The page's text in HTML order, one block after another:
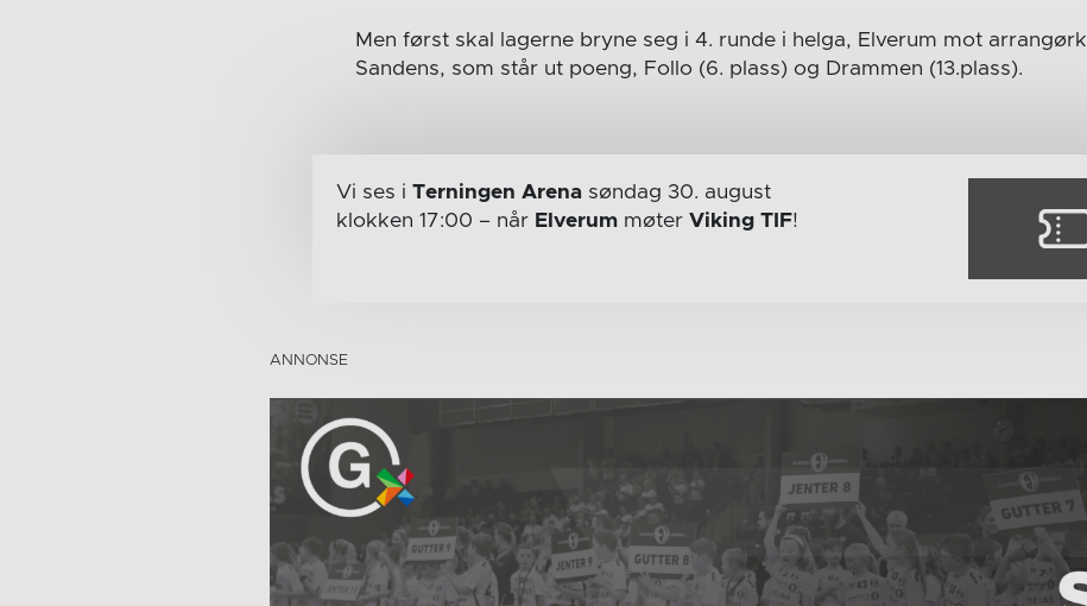
Men først skal lagerne bryne seg i 4. runde i helga, Elverum mot
Sandens, som står ut poeng, Follo (6. plass) og Drammen (13.plass).
Vi ses i Terningen Arenasøndag 30. august
klokken 17:00 – når Elverummøter Viking TIF!